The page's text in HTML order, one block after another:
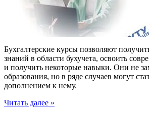
Бухгалтерские курсы позволяют
знаний в области бухучета, освоить
и получить некоторые навыки. Они не
образования, но в ряде случаев могут
дополнением к нему.
Читать далее »